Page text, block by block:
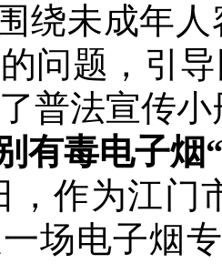
绕未成年
问题，引
普法宣传
有毒电子烟
，作为江门
场电子烟